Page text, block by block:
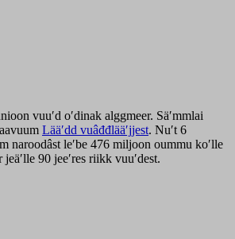
vuuʹd oʹdinak alggmeer. Säʹmmlai
Lääʹdd vuâđđlääʹjjest. Nuʹt 6
naroodâst leʹbe 476 miljoon oummu koʹlle
90 jeeʹres riikk vuuʹdest.